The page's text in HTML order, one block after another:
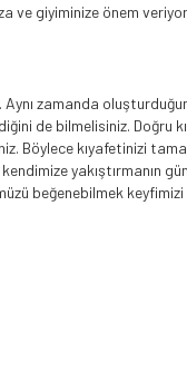
ve giyiminize önem
zamanda
de bilmelisiniz. Doğru
Böylece kıyafetinizi
yakıştırmanın
beğenebilmek